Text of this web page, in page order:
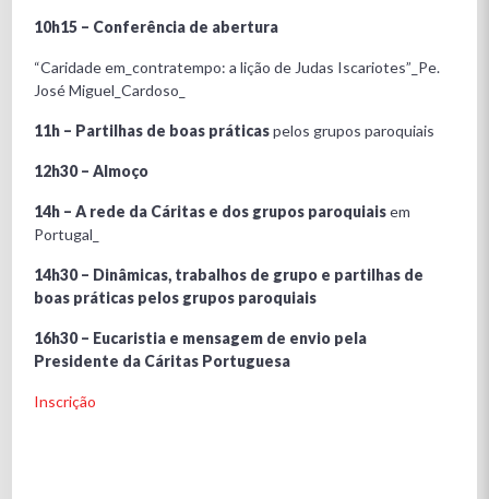
10h15 – Conferência de abertura
“Caridade em_contratempo: a lição de Judas Iscariotes”_Pe.
José Miguel_Cardoso_
11h – Partilhas de boas práticaspelos grupos paroquiais
12h30 – Almoço
14h – A rede da Cáritas e dos grupos paroquiaisem
Portugal_
14h30 – Dinâmicas, trabalhos de grupo e partilhas de
boas práticas pelos grupos paroquiais
16h30 – Eucaristia e mensagem de envio pela
Presidente da Cáritas Portuguesa
Inscrição